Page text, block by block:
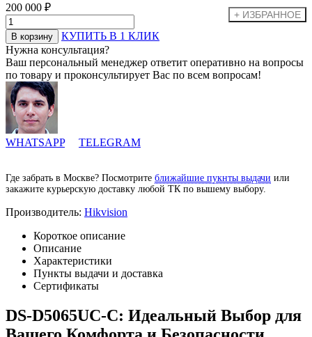
200 000 ₽
КУПИТЬ В 1 КЛИК
Нужна консультация?
Ваш персональный менеджер ответит оперативно на вопросы
по товару и проконсультирует Вас по всем вопросам!
WHATSAPP TELEGRAM
Где забрать в Москве? Посмотрите ближайшие пукнты выдачи или
закажите курьерскую доставку любой ТК по вышему выбору.
Производитель: Hikvision
Короткое описание
Описание
Характеристики
Пункты выдачи и доставка
Сертификаты
DS-D5065UC-C: Идеальный Выбор для